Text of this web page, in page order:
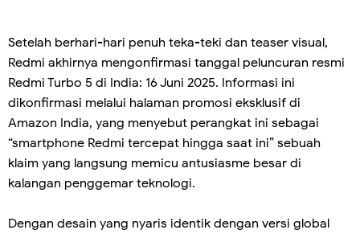
Setelah berhari-hari penuh teka-teki dan teaser visual,
Redmi akhirnya mengonfirmasi tanggal peluncuran resmi
Redmi Turbo 5 di India: 16 Juni 2025. Informasi ini
dikonfirmasi melalui halaman promosi eksklusif di
Amazon India, yang menyebut perangkat ini sebagai
“smartphone Redmi tercepat hingga saat ini” sebuah
klaim yang langsung memicu antusiasme besar di
kalangan penggemar teknologi.
Dengan desain yang nyaris identik dengan versi global